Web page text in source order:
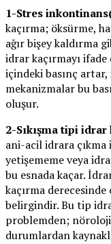
1-Stres
kaçırma; öksürme,
ağır bişey kaldırma
idrar kaçırmayı
içindeki basınç
mekanizmalar bu
oluşur.
2-Sıkışma tipi idrar
ani-acil idrara
yetişememe veya
bu esnada kaçar.
kaçırma
belirgindir. Bu tip
problemden;
durumlardan